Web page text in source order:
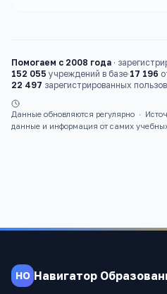
Помогаем с 2008 года ·
152 055 учреждений в базе·17 196
22 497 зарегистрированных
Данные обновляются регулярно ·
данные и информация от самих
НО Навигатор